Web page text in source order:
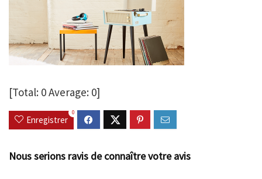
[Total: 0Average: 0]
Enregistrer
0
Nous serions ravis de connaître votre avis